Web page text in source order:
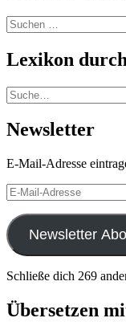
Suchen
nach:
Lexikon
Suche
Newsletter
E-Mail-Adresse
E-
Mail-
Adresse
Newsletter
Schließe dich 269
Übersetzen